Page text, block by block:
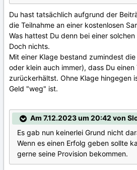
Du hast tatsächlich aufgrund der
die Teilnahme an einer kostenlosen
Was hattest Du denn bei einer
Doch nichts.
Mit einer Klage bestand zumindest
oder klein auch immer), dass Du einen
zurückerhältst. Ohne Klage hingegen
Geld "weg" ist.
Am 7.12.2023 um 20:42 von
Es gab nun keinerlei Grund nicht
Wenn es einen Erfolg geben sollte
gerne seine Provision bekommen.